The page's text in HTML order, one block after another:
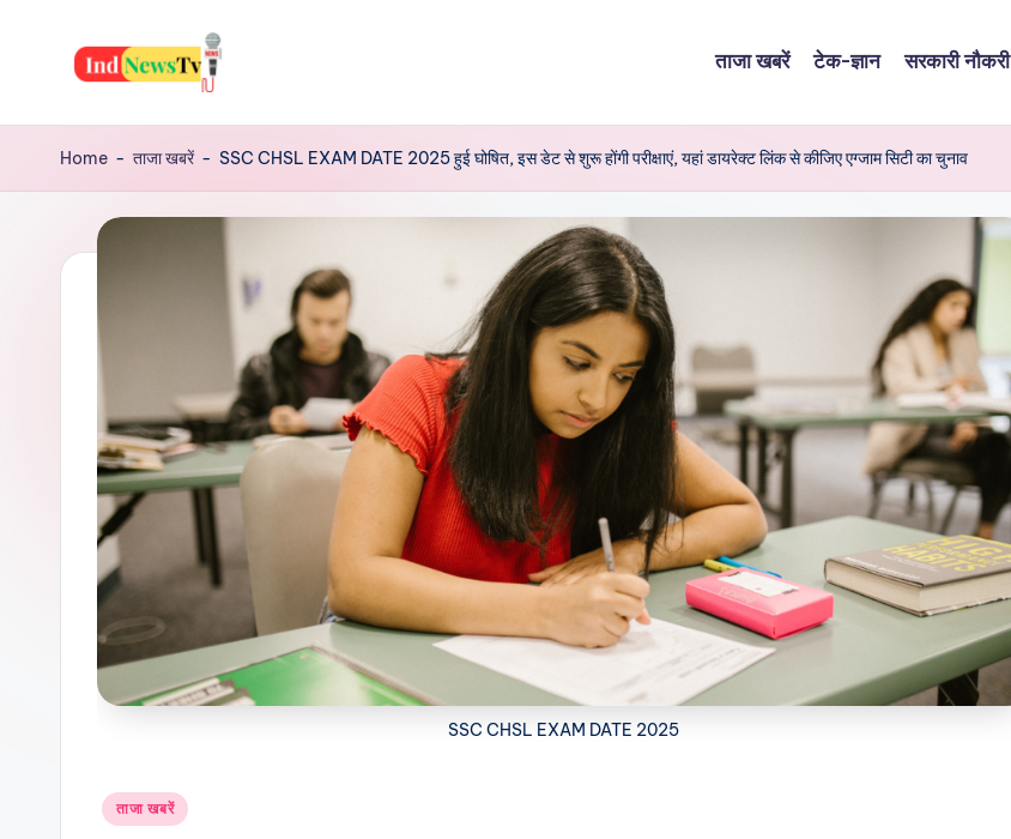
contentI
n
N
w
News,
Yojana,
Festiwal,
And
ताजा खबरें टेक-ज्ञान सरकारी नौकरी
Home - ताजा खबरें - SSC CHSL EXAM DATE 2025 हुई घोषित, इस डेट से शुरू होंगी परीक्षाएं, यहां डायरेक्ट लिंक से कीजिए एग्जाम सिटी का चुनाव
SSC CHSL EXAM DATE 2025
Posted
ताजा खबरें